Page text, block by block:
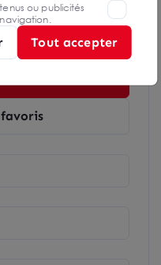
ou publicités
Tout accepter